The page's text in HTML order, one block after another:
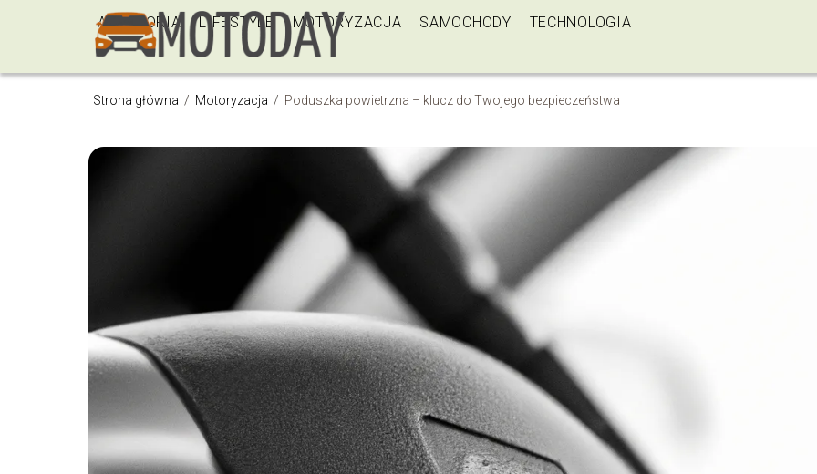
AKCESORIA LIFESTYLE MOTORYZACJA SAMOCHODY TECHNOLOGIA
Strona główna / Motoryzacja / Poduszka powietrzna – klucz do Twojego bezpieczeństwa